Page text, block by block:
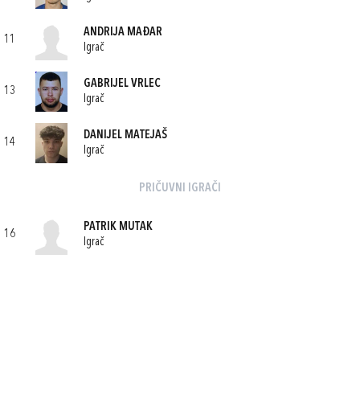
11
ANDRIJA MAĐAR
Igrač
13
GABRIJEL VRLEC
Igrač
14
DANIJEL MATEJAŠ
Igrač
PRIČUVNI IGRAČI
16
PATRIK MUTAK
Igrač